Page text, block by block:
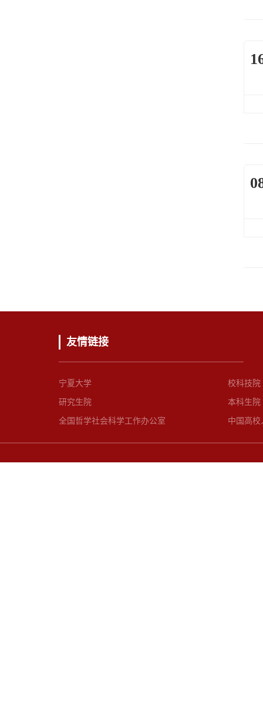
友情链接
宁夏大学 校科技院
研究生院 本科生院
全国哲学社会科学工作办公室 中国高